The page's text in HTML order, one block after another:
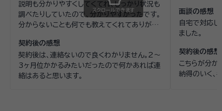
説明も分かりやすくしてくてれ、しっかり状況も
調べたりしていたので、分かりやすかったです。
分からないことも何でも教えてくれてありがた
契約後の感想
契約後は、連絡ないので良くわかりません。2〜
3ヶ月位かかるみたいだったので何かあれば連
絡はあると思います。
面談の感想
自宅で対応し
ました。
契約後の感想
こちらが分か
納得のいく、
スクロールできます